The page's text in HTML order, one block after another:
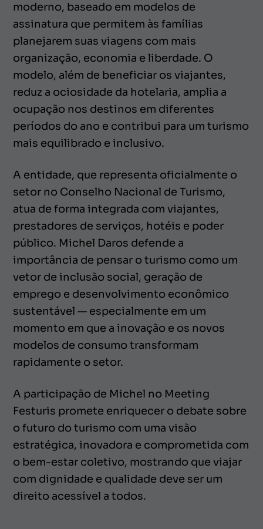
moderno, baseado em modelos de
assinatura que permitem às famílias
planejarem suas viagens com mais
organização, economia e liberdade. O
modelo, além de beneficiar os viajantes,
reduz a ociosidade da hotelaria, amplia a
ocupação nos destinos em diferentes
períodos do ano e contribui para um turismo
mais equilibrado e inclusivo.
A entidade, que representa oficialmente o
setor no Conselho Nacional de Turismo,
atua de forma integrada com viajantes,
prestadores de serviços, hotéis e poder
público. Michel Daros defende a
importância de pensar o turismo como um
vetor de inclusão social, geração de
emprego e desenvolvimento econômico
sustentável — especialmente em um
momento em que a inovação e os novos
modelos de consumo transformam
rapidamente o setor.
A participação de Michel no Meeting
Festuris promete enriquecer o debate sobre
o futuro do turismo com uma visão
estratégica, inovadora e comprometida com
o bem-estar coletivo, mostrando que viajar
com dignidade e qualidade deve ser um
direito acessível a todos.